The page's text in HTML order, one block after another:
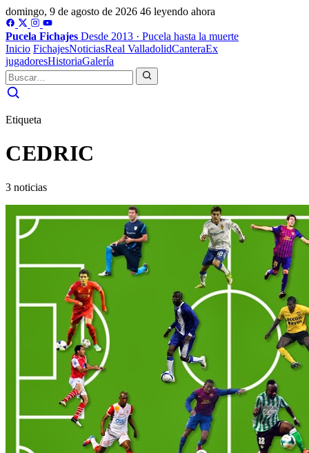
domingo, 9 de agosto de 2026 46 leyendo ahora
Pucela Fichajes Desde 2013 · Pucela hasta la muerte
Inicio FichajesNoticiasReal ValladolidCanteraEx
jugadoresHistoriaGalería
Etiqueta
CEDRIC
3 noticias